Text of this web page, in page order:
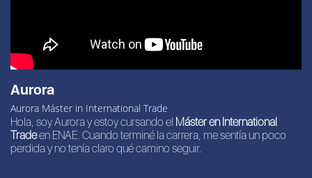
Aurora
Aurora Máster in International Trade
Hola, soy Aurora y estoy cursando el Máster en International
Tradeen ENAE. Cuando terminé la carrera, me sentía un poco
perdida y no tenía claro qué camino seguir.